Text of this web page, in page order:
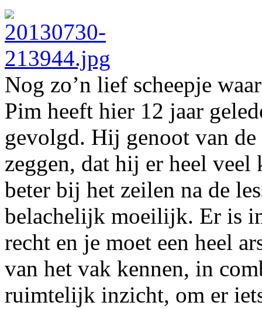
Nog zo’n lief scheepje
Pim heeft hier 12 jaar
gevolgd. Hij genoot van de
zeggen, dat hij er heel
beter bij het zeilen na de
belachelijk moeilijk. Er is
recht en je moet een heel
van het vak kennen, in
ruimtelijk inzicht, om er